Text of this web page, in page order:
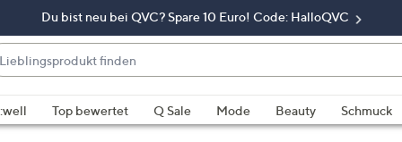
Du bist neu bei QVC? Spare 10 Euro! Code: HalloQVC
Top bewertet Q Sale Mode Beauty
Schmuck